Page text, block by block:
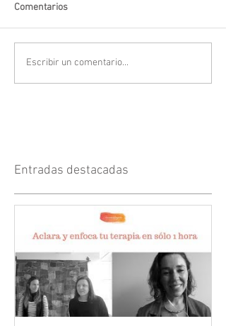
Comentarios
Escribir un comentario...
Entradas destacadas